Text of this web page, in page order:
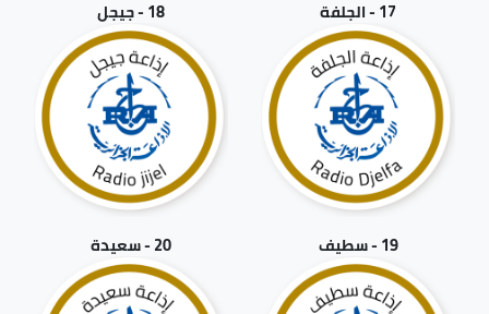
17 - الجلفة 18 - جيجل
19 - سطيف 20 - سعيدة